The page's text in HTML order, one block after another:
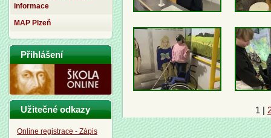
1 |
informace
MAP Plzeň
Přihlášení
Užitečné odkazy
Online registrace - Zápis